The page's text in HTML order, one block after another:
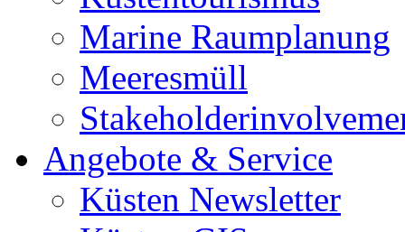
Marine Raumplanung
Meeresmüll
Angebote & Service
Küsten Newsletter